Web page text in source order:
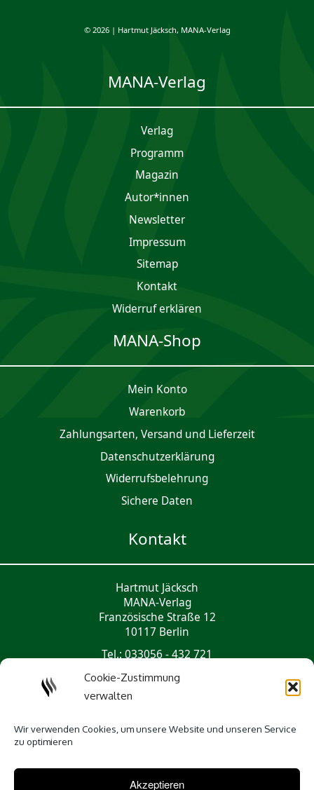
Cookie-Zustimmung
verwalten
Wir verwenden Cookies, um unsere Website und unseren Service
zu optimieren
Akzeptieren
© 2026 | Hartmut Jäcksch, MANA-Verlag
MANA-Verlag
Verlag
Programm
Magazin
Autor*innen
Newsletter
Impres­sum
Sitemap
Kontakt
Widerruf erklären
MANA-Shop
Mein Konto
Waren­korb
Zahlungsarten, Versand und Lieferzeit
Daten­schutz­er­klärung
Widerrufsbelehrung
Sichere Daten
Kontakt
Hartmut Jäcksch
MANA-Verlag
Französische Straße 12
10117 Berlin
Tel.: 033056 - 432 721
Social Media